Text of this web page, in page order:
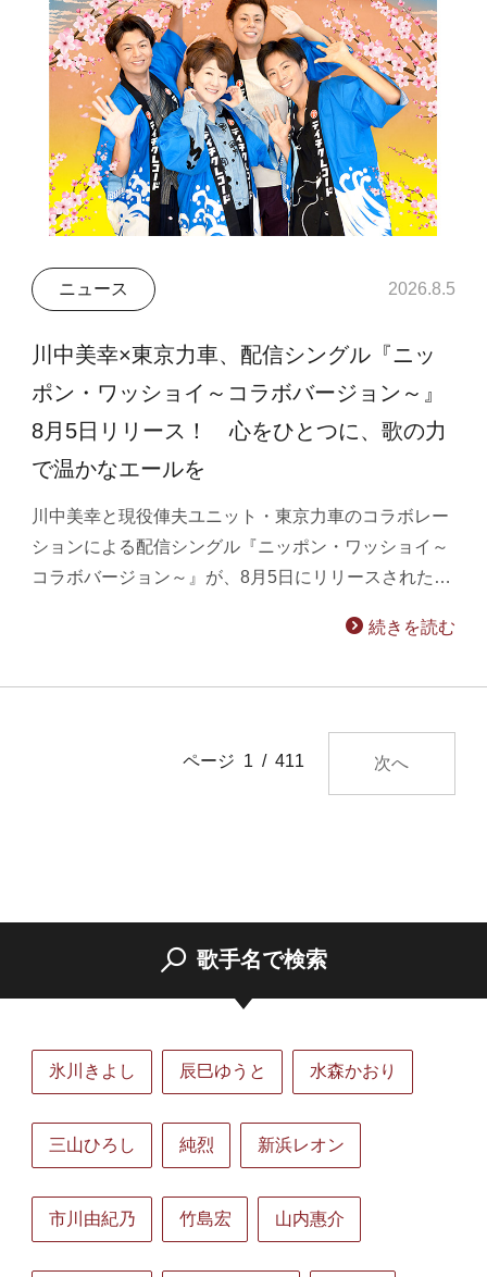
ニュース 2026.8.5
川中美幸×東京力車、配信シングル『ニッ
ポン・ワッショイ～コラボバージョン～』
8月5日リリース！ 心をひとつに、歌の力
で温かなエールを
川中美幸と現役俥夫ユニット・東京力車のコラボレー
ションによる配信シングル『ニッポン・ワッショイ～
コラボバージョン～』が、8月5日にリリースされた…
続きを読む
ページ 1 / 411 次へ
歌手名で検索
氷川きよし 辰巳ゆうと 水森かおり
三山ひろし 純烈 新浜レオン
市川由紀乃 竹島宏 山内惠介